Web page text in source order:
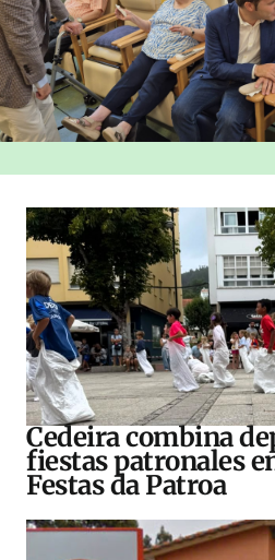
Cedeira combina
fiestas patronales
Festas da Patroa